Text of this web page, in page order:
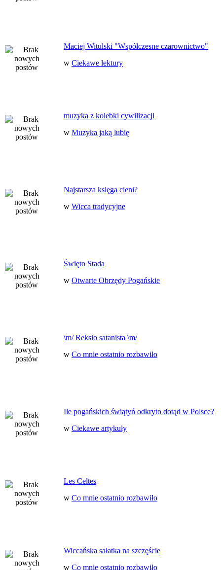
Maciej Witulski "Współczesne czarownictwo"
w Ciekawe lektury
muzyka z kolebki cywilizacji
w Muzyka jaką lubię
Najstarsza księga cieni?
w Wicca tradycyjne
Święto Stada
w Otwarte Obrzędy Pogańskie
\m/ Reksio satanista \m/
w Co mnie ostatnio rozbawiło
Ile pogańskich świątyń odkryto dotąd w Polsce?
w Ciekawe artykuły
Les Celtes
w Co mnie ostatnio rozbawiło
Wiccańska sałatka na szczęście
w Co mnie ostatnio rozbawiło